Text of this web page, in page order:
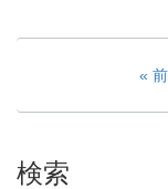
検索